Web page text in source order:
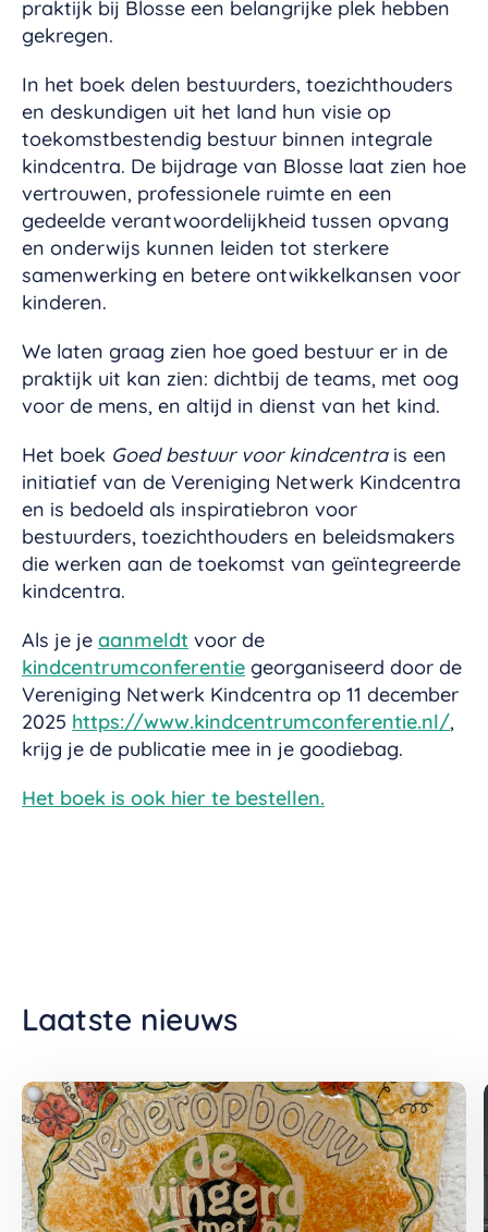
praktijk bij Blosse een belangrijke plek hebben
gekregen.
In het boek delen bestuurders, toezichthouders
en deskundigen uit het land hun visie op
toekomstbestendig bestuur binnen integrale
kindcentra. De bijdrage van Blosse laat zien hoe
vertrouwen, professionele ruimte en een
gedeelde verantwoordelijkheid tussen opvang
en onderwijs kunnen leiden tot sterkere
samenwerking en betere ontwikkelkansen voor
kinderen.
We laten graag zien hoe goed bestuur er in de
praktijk uit kan zien: dichtbij de teams, met oog
voor de mens, en altijd in dienst van het kind.
Het boek Goed bestuur voor kindcentrais een
initiatief van de Vereniging Netwerk Kindcentra
en is bedoeld als inspiratiebron voor
bestuurders, toezichthouders en beleidsmakers
die werken aan de toekomst van geïntegreerde
kindcentra.
Als je je aanmeldt voor de
kindcentrumconferentie georganiseerd door de
Vereniging Netwerk Kindcentra op 11 december
2025 https://www.kindcentrumconferentie.nl/,
krijg je de publicatie mee in je goodiebag.
Het boek is ook hier te bestellen.
Laatste nieuws